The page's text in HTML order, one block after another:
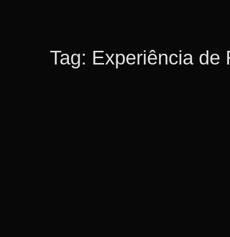
Tag: Experiência de